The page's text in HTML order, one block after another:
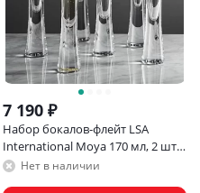
7 190 ₽
Набор бокалов-флейт LSA
International Moya 170 мл, 2 шт,
прозрачный
Нет в наличии